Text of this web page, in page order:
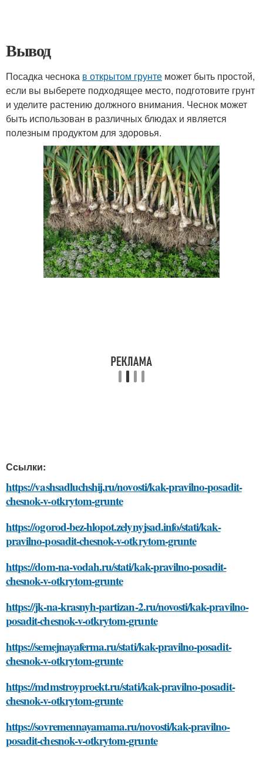
Вывод
Посадка чеснока в открытом грунте может быть простой,
если вы выберете подходящее место, подготовите грунт
и уделите растению должного внимания. Чеснок может
быть использован в различных блюдах и является
полезным продуктом для здоровья.
Ссылки:
https://vashsadluchshij.ru/novosti/kak-pravilno-posadit-
chesnok-v-otkrytom-grunte
https://ogorod-bez-hlopot.zelynyjsad.info/stati/kak-
pravilno-posadit-chesnok-v-otkrytom-grunte
https://dom-na-vodah.ru/stati/kak-pravilno-posadit-
chesnok-v-otkrytom-grunte
https://jk-na-krasnyh-partizan-2.ru/novosti/kak-pravilno-
posadit-chesnok-v-otkrytom-grunte
https://semejnayaferma.ru/stati/kak-pravilno-posadit-
chesnok-v-otkrytom-grunte
https://mdmstroyproekt.ru/stati/kak-pravilno-posadit-
chesnok-v-otkrytom-grunte
https://sovremennayamama.ru/novosti/kak-pravilno-
posadit-chesnok-v-otkrytom-grunte